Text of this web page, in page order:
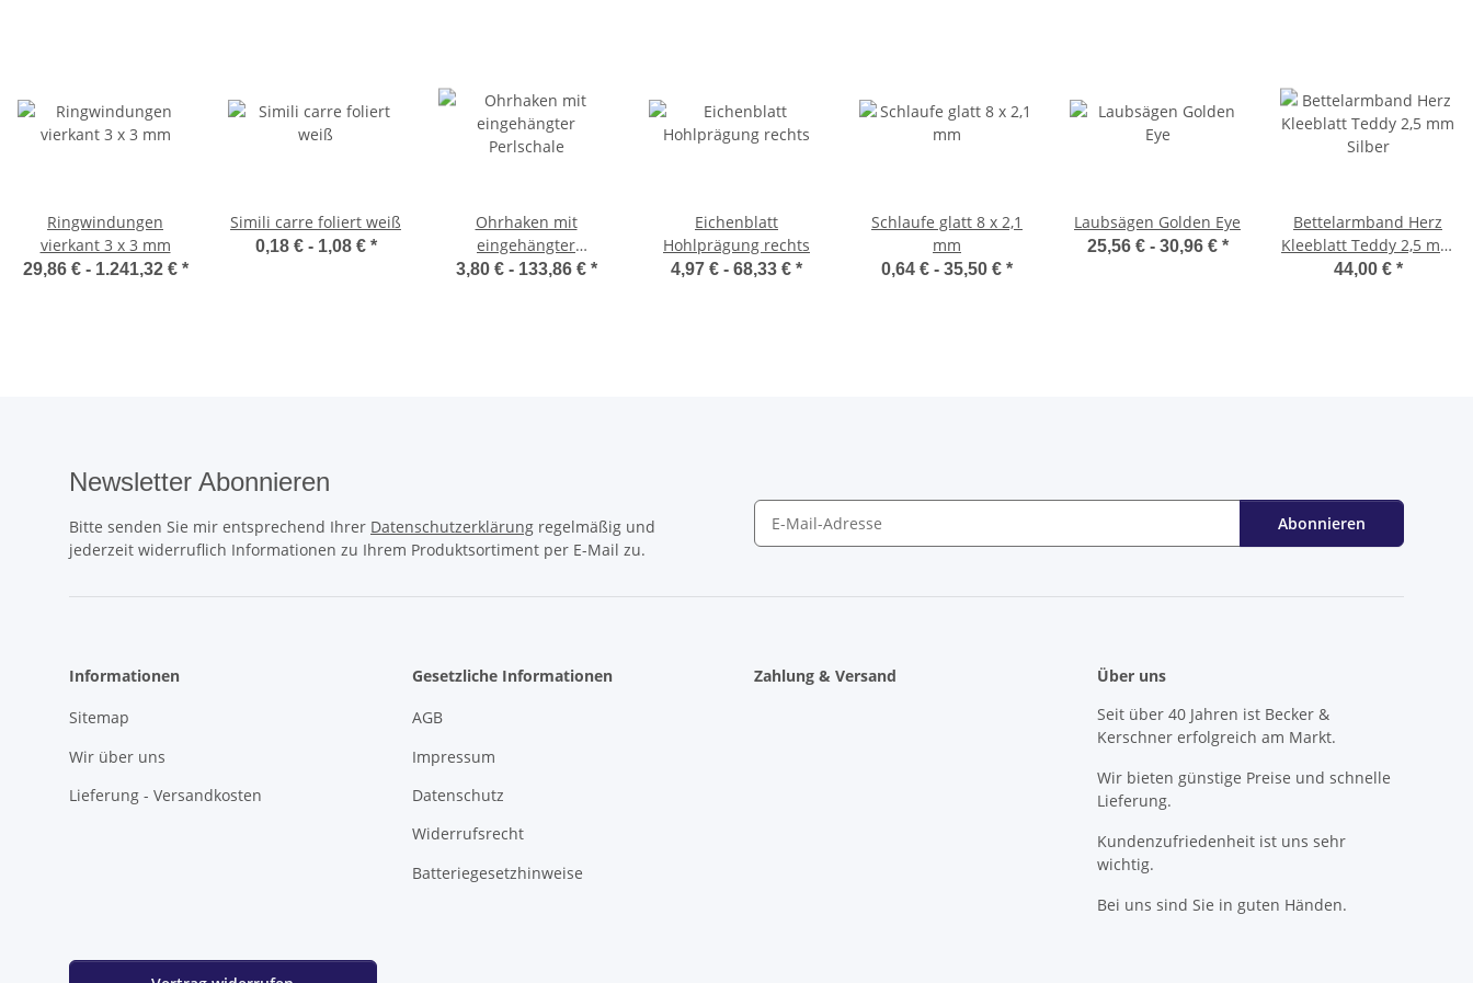
Ringwindungen
vierkant 3 x 3 mm
29,86 € - 1.241,32 € *
Simili carre foliert weiß
0,18 € - 1,08 € *
Ohrhaken mit
eingehängter
Perlschale
3,80 € - 133,86 € *
Eichenblatt
Hohlprägung rechts
4,97 € - 68,33 € *
Schlaufe glatt 8 x 2,1
mm
0,64 € - 35,50 € *
Laubsägen Golden Eye
25,56 € - 30,96 € *
Bettelarmband Herz
Kleeblatt Teddy 2,5 mm
Silber
44,00 € *
Newsletter Abonnieren
Bitte senden Sie mir entsprechend Ihrer Datenschutzerklärung regelmäßig und
jederzeit widerruflich Informationen zu Ihrem Produktsortiment per E-Mail zu.
Abonnieren
Informationen
Sitemap
Wir über uns
Lieferung - Versandkosten
Gesetzliche Informationen
AGB
Impressum
Datenschutz
Widerrufsrecht
Batteriegesetzhinweise
Zahlung & Versand
Über uns
Seit über 40 Jahren ist Becker &
Kerschner erfolgreich am Markt.
Wir bieten günstige Preise und schnelle
Lieferung.
Kundenzufriedenheit ist uns sehr
wichtig.
Bei uns sind Sie in guten Händen.